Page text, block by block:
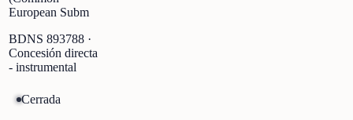
European Subm
BDNS 893788 ·
Concesión directa
- instrumental
Cerrada